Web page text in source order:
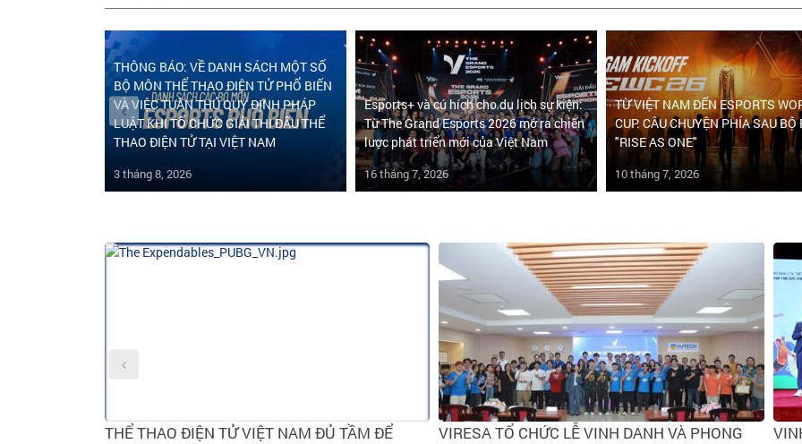
THÔNG BÁO: VỀ DANH SÁCH MỘT SỐ
BỘ MÔN THỂ THAO ĐIỆN TỬ PHỔ BIẾN
VÀ VIỆC TUÂN THỦ QUY ĐỊNH PHÁP
LUẬT KHI TỔ CHỨC GIẢI THI ĐẤU THỂ
THAO ĐIỆN TỬ TẠI VIỆT NAM
3 tháng 8, 2026
Esports+ và cú hích cho du lịch sự kiện:
Từ The Grand Esports 2026 mở ra chiến
lược phát triển mới của Việt Nam
16 tháng 7, 2026
TỪ VIỆT NAM ĐẾN ESPORTS
CUP: CÂU CHUYỆN PHÍA SAU BỘ
"RISE AS ONE"
10 tháng 7, 2026
THỂ THAO ĐIỆN TỬ VIỆT NAM ĐỦ TẦM ĐỂ
VIRESA TỔ CHỨC LỄ VINH DANH VÀ PHONG